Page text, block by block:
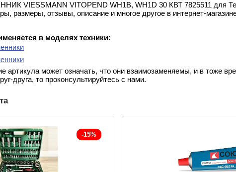
VIESSMANN VITOPEND WH1B, WH1D 30 КВТ 7825511 для
размеры, отзывы, описание и многое другое в интернет-
в моделях техники:
артикула может означать, что они взаимозаменяемы, и в тоже
друга, то проконсультируйтесь с нами.
-15%